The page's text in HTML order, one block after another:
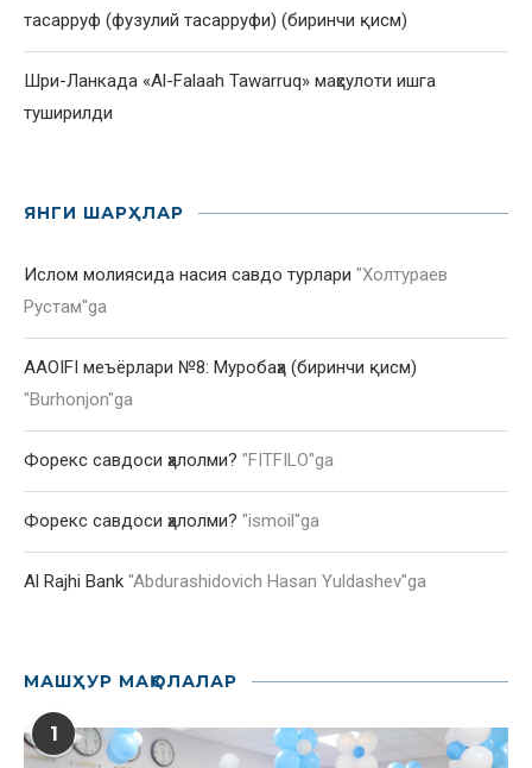
тасарруф (фузулий тасарруфи) (биринчи қисм)
Шри-Ланкада «Al-Falaah Tawarruq» маҳсулоти ишга
туширилди
ЯНГИ ШАРҲЛАР
Ислом молиясида насия савдо турлари "Холтураев
Рустам"ga
AAOIFI меъёрлари №8: Муробаҳа (биринчи қисм)
"Burhonjon"ga
Форекс савдоси ҳалолми? "FITFILO"ga
Форекс савдоси ҳалолми? "ismoil"ga
Al Rajhi Bank "Abdurashidovich Hasan Yuldashev"ga
МАШҲУР МАҚОЛАЛАР
1